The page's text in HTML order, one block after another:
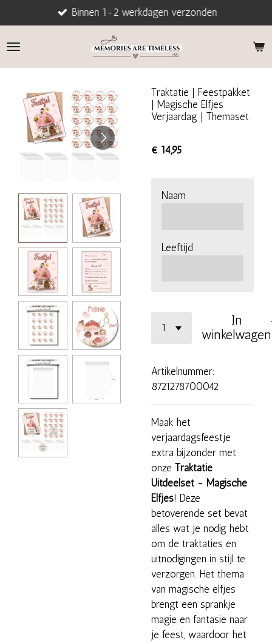
direct
naar
Binnen 1-2 werkdagen verzonden
Traktatie | Feestpakket
| Magische Elfjes
Verjaardag | Themaset
€ 14,95
Naam
Leeftijd
In
winkelwagen
Artikelnummer:
8721278700042
Maak het
verjaardagsfeestje
extra bijzonder met
onze Traktatie
Uitdeelset - Magische
Elfjes! Deze
betoverende set bevat
alles wat je nodig hebt
om de traktaties en
uitnodigingen in stijl te
verzorgen. Het thema
van magische elfjes
brengt een sprankje
magie en fantasie naar
je feest, waardoor het